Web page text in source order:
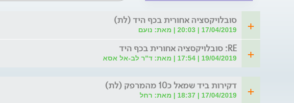
סובלויקסציה אחורית בכף היד (לת)
17/04/2019 | 20:03 | מאת: נועם
RE: סובלויקסציה אחורית בכף היד
19/04/2019 | 17:54 | מאת: ד"ר לב-אל אסא
דקירות ביד שמאל כ10 מהמרפק (לת)
17/04/2019 | 18:37 | מאת: רחל